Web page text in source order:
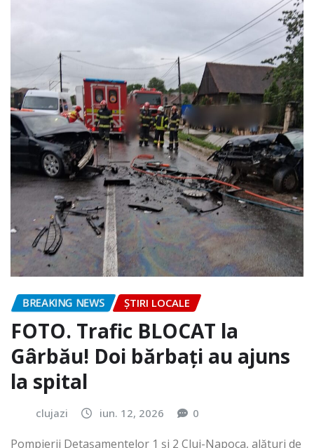
BREAKING NEWS ȘTIRI LOCALE
FOTO. Trafic BLOCAT la
Gârbău! Doi bărbați au ajuns
la spital
clujazi iun. 12, 2026 0
Pompierii Detașamentelor 1 și 2 Cluj-Napoca, alături de